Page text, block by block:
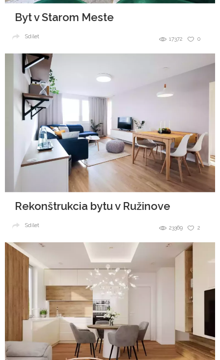
Byt v Starom Meste
0
17372
Sdílet
Rekonštrukcia bytu v Ružinove
2
23369
Sdílet